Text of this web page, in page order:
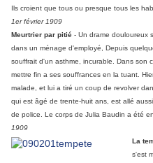
Ils croient que tous ou presque tous les
1er février 1909
Meurtrier par pitié - Un drame douloureux
dans un ménage d'employé, Depuis
souffrait d'un asthme, incurable. Dans son
mettre fin a ses souffrances en la tuant.
malade, et lui a tiré un coup de revolver
qui est âgé de trente-huit ans, est allé
de police. Le corps de Julia Baudin a été
1909
La
s'est